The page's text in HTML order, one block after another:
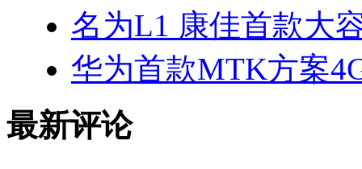
名为L1 康佳首款大
华为首款MTK方案
最新评论